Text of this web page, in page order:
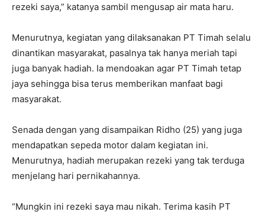
rezeki saya,” katanya sambil mengusap air mata haru.
Menurutnya, kegiatan yang dilaksanakan PT Timah selalu
dinantikan masyarakat, pasalnya tak hanya meriah tapi
juga banyak hadiah. Ia mendoakan agar PT Timah tetap
jaya sehingga bisa terus memberikan manfaat bagi
masyarakat.
Senada dengan yang disampaikan Ridho (25) yang juga
mendapatkan sepeda motor dalam kegiatan ini.
Menurutnya, hadiah merupakan rezeki yang tak terduga
menjelang hari pernikahannya.
“Mungkin ini rezeki saya mau nikah. Terima kasih PT